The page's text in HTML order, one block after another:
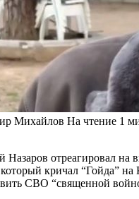
Михайлов На чтение 1
Назаров отреагировал на
кричал “Гойда”
СВО “священной